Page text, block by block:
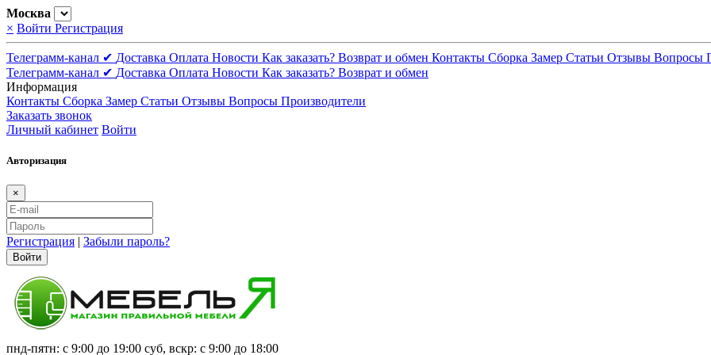
Москва
× Войти Регистрация
Телеграмм-канал ✔ Доставка Оплата Новости Как заказать? Возврат и обмен Контакты Сборка Замер Статьи Отзывы Вопросы
Телеграмм-канал ✔ Доставка Оплата Новости Как заказать? Возврат и обмен
Информация
Контакты Сборка Замер Статьи Отзывы Вопросы Производители
Заказать звонок
Личный кабинет Войти
Авторизация
×
Регистрация | Забыли пароль?
Войти
пнд-пятн: с 9:00 до 19:00 суб, вскр: с 9:00 до 18:00